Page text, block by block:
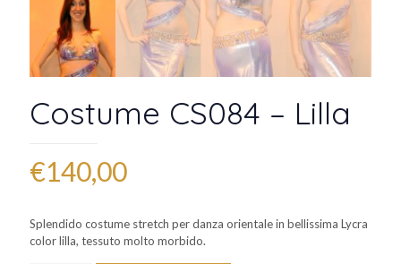
Costume CS084 – Lilla
€140,00
Splendido costume stretch per danza orientale in bellissima Lycra
color lilla, tessuto molto morbido.